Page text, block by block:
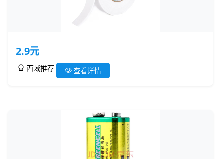
2.9元
西域推荐 查看详情